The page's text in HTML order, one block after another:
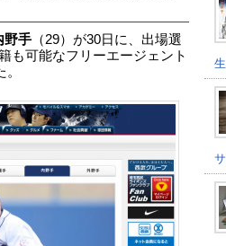
野手（29）が30日に、出場選
も可能なフリーエージェント